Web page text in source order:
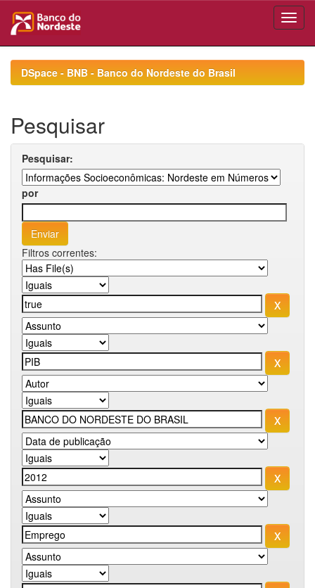
navigationDSpace - BNB - Banco do Nordeste do Brasil
Pesquisar
Pesquisar:
por
Filtros correntes: